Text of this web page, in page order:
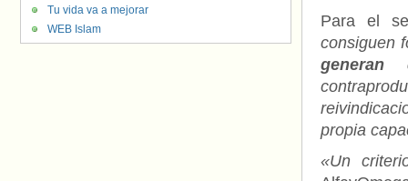
Para el
consiguen
propia
«Un
Tu vida va a mejorar
WEB Islam